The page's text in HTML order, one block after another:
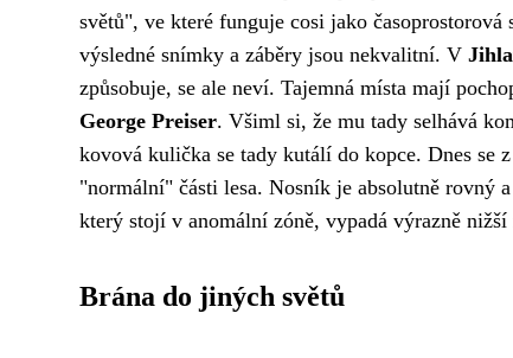
světů", ve které funguje cosi jako časoprostorová
výsledné snímky a záběry jsou nekvalitní. V
způsobuje, se ale neví. Tajemná místa mají
George Preiser. Všiml si, že mu tady selhává
kovová kulička se tady kutálí do kopce. Dnes se
"normální" části lesa. Nosník je absolutně rovný
který stojí v anomální zóně, vypadá výrazně nižší
Brána do jiných světů